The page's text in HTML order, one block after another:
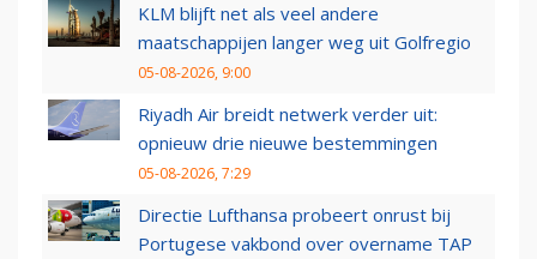
KLM blijft net als veel andere
maatschappijen langer weg uit Golfregio
05-08-2026, 9:00
Riyadh Air breidt netwerk verder uit:
opnieuw drie nieuwe bestemmingen
05-08-2026, 7:29
Directie Lufthansa probeert onrust bij
Portugese vakbond over overname TAP